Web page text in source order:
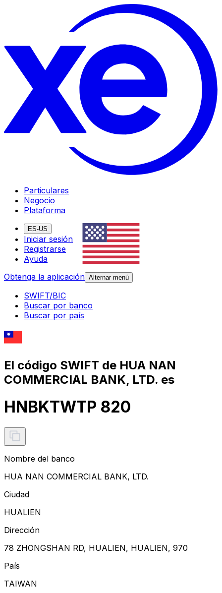
Particulares
Negocio
Plataforma
ES-US
Iniciar sesión
Registrarse
Ayuda
Obtenga la aplicación Alternar menú
SWIFT/BIC
Buscar por banco
Buscar por país
El código SWIFT de HUA NAN
COMMERCIAL BANK, LTD. es
HNBKTWTP 820
Nombre del banco
HUA NAN COMMERCIAL BANK, LTD.
Ciudad
HUALIEN
Dirección
78 ZHONGSHAN RD, HUALIEN, HUALIEN, 970
País
TAIWAN